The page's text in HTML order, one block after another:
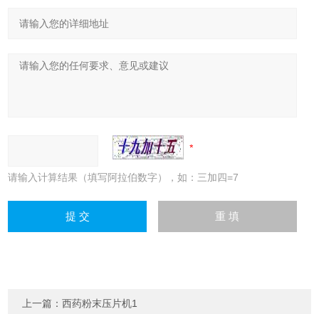
请输入计算结果（填写阿拉伯数字），如：三加四=7
上一篇：西药粉末压片机1